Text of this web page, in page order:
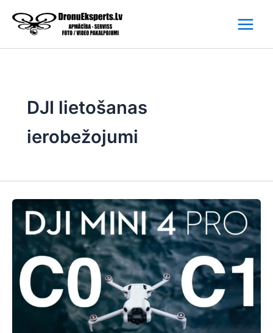
content
DJI lietošanas
ierobežojumi